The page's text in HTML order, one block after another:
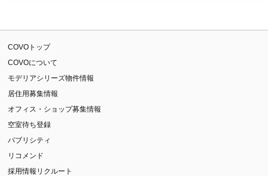
COVOトップ
COVOについて
モデリアシリーズ物件情報
居住用募集情報
オフィス・ショップ募集情報
空室待ち登録
パブリシティ
リコメンド
採用情報リクルート